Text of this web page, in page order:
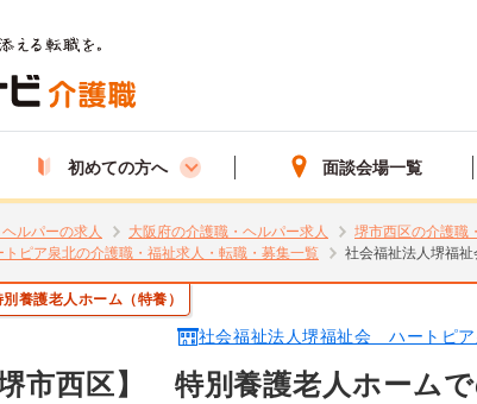
初めての方へ 面談会場一覧
ルパーの求人 大阪府の介護職・ヘルパー求人
堺市西区の介護職
ピア泉北の介護職・福祉求人・転職・募集一覧
社会福祉法人堺福
別養護老人ホーム（特養）
社会福祉法人堺福祉会 ハートピア
堺市西区】 特別養護老人ホーム